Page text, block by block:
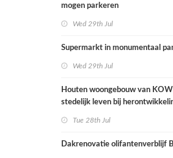
mogen parkeren
Wed 29th Jul
Supermarkt in monumentaal
Wed 29th Jul
Houten woongebouw van
stedelijk leven bij
Tue 28th Jul
Dakrenovatie olifantenverblijf